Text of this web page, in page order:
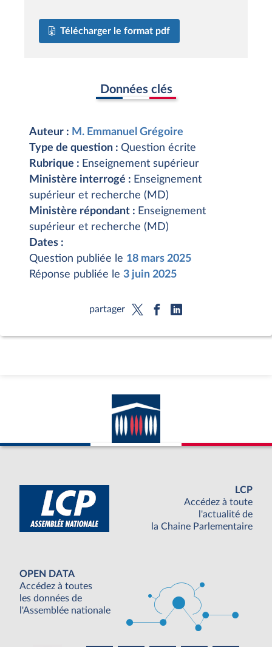
Télécharger le format pdf
Données clés
Auteur : M. Emmanuel Grégoire
Type de question : Question écrite
Rubrique : Enseignement supérieur
Ministère interrogé : Enseignement
supérieur et recherche (MD)
Ministère répondant : Enseignement
supérieur et recherche (MD)
Dates :
Question publiée le 18 mars 2025
Réponse publiée le 3 juin 2025
partager
LCP
Accédez à toute
l'actualité de
la Chaine Parlementaire
OPEN DATA
Accédez à toutes
les données de
l'Assemblée nationale